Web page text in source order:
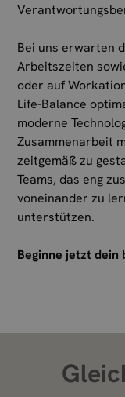
Bei uns erwarten
Arbeitszeiten
oder auf
Life-Balance
moderne
Zusammenarbeit
zeitgemäß zu
Teams, das eng
voneinander zu
unterstützen.
Beginne jetzt dein